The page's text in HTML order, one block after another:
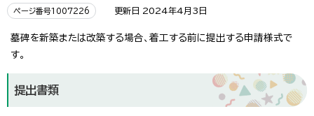
ページ番号1007226 更新日 2024年4月3日
墓碑を新築または改築する場合、着工する前に提出する申請様式で
す。
提出書類